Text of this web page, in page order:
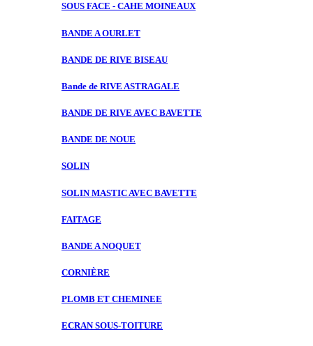
SOUS FACE - CAHE MOINEAUX
BANDE AOURLET
BANDE DE RIVE BISEAU
Bande de RIVE ASTRAGALE
BANDE DE RIVE AVEC BAVETTE
BANDE DE NOUE
SOLIN
SOLIN MASTIC AVEC BAVETTE
FAITAGE
BANDE ANOQUET
CORNIÈRE
PLOMB ET CHEMINEE
ECRAN SOUS-TOITURE